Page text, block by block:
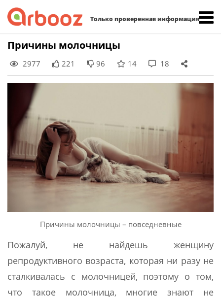
Только проверенная информация
Skip
content
Причины молочницы
2977 221 96 14 18
Причины молочницы – повседневные
Пожалуй, не найдешь женщину
репродуктивного возраста, которая ни разу не
сталкивалась с молочницей, поэтому о том,
что такое молочница, многие знают не
Найти: